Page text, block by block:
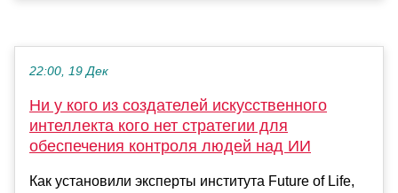
22:00, 19 Дек
Ни у кого из создателей искусственного
интеллекта кого нет стратегии для
обеспечения контроля людей над ИИ
Как установили эксперты института Future of Life,